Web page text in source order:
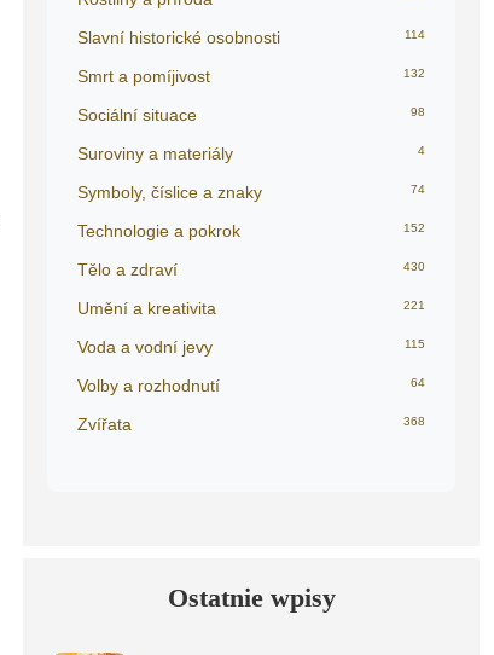
Slavní historické osobnosti 114
Smrt a pomíjivost 132
Sociální situace 98
Suroviny a materiály 4
Symboly, číslice a znaky 74
Technologie a pokrok 152
Tělo a zdraví 430
Umění a kreativita 221
Voda a vodní jevy 115
Volby a rozhodnutí 64
Zvířata 368
Ostatnie wpisy